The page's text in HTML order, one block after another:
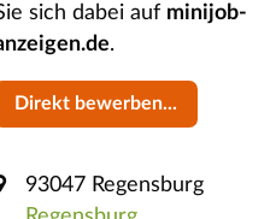
sich dabei auf minijob-
.
Direkt bewerben...
93047 Regensburg